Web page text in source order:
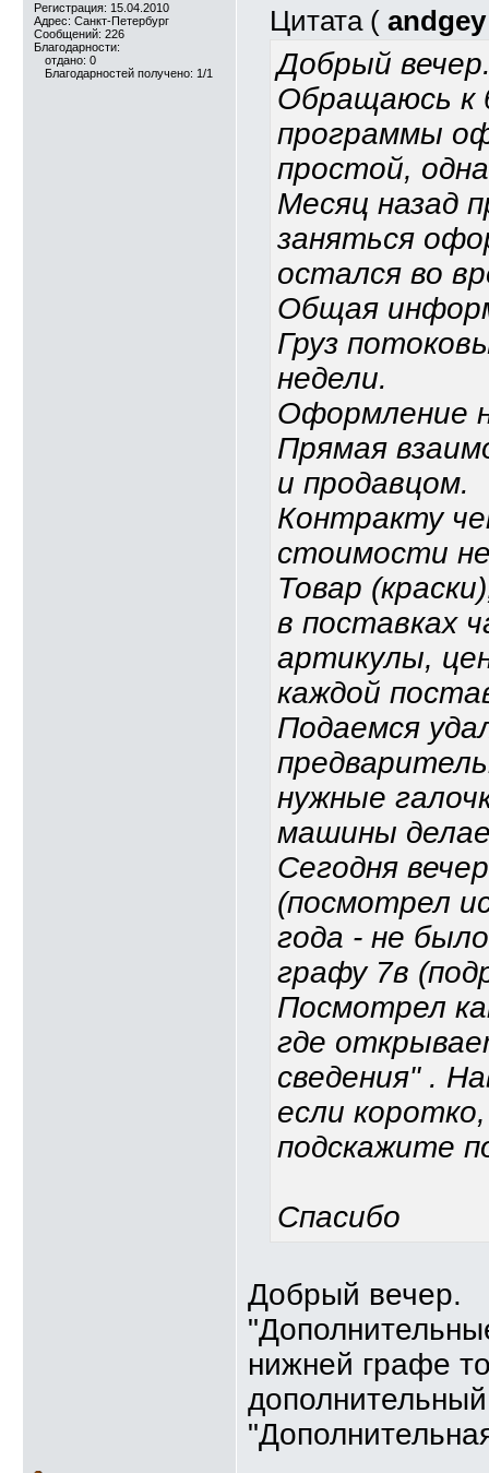
Регистрация: 15.04.2010
Адрес: Санкт-Петербург
Сообщений: 226
Благодарности:
отдано: 0
Благодарностей получено: 1/1
Цитата ( andgey
Добрый
Обращаюсь к
программы
простой,
Месяц назад
заняться
остался во
Общая
Груз
недели.
Оформление
Прямая
и продавцом.
Контракту
стоимости
Товар
в поставках
артикулы,
каждой
Подаемся
нужные
машины
Сегодня
(посмотрел
года - не
графу 7в
Посмотрел
где
сведения" .
если
подскажите
Спасибо
Добрый вечер.
нижней графе